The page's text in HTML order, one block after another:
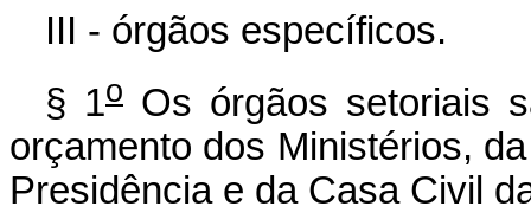
III - órgãos específicos.
§ 1o Os órgãos setoriais
orçamento dos Ministérios,
Presidência e da Casa Civil